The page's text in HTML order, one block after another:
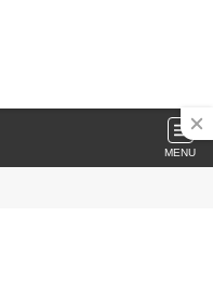
MENU